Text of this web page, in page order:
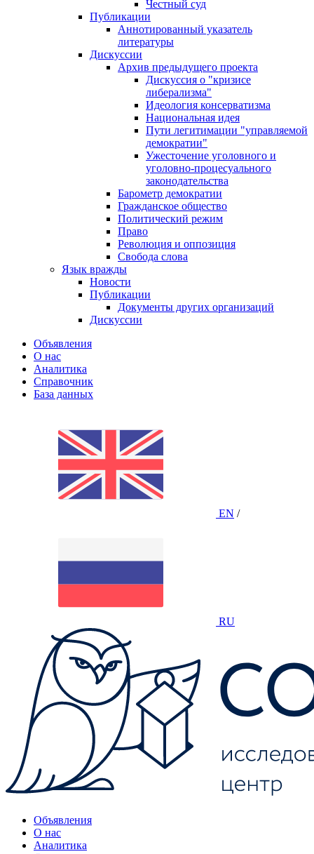
Честный суд
Публикации
Аннотированный указатель
литературы
Дискуссии
Архив предыдущего проекта
Дискуссия о "кризисе
либерализма"
Идеология консерватизма
Национальная идея
Пути легитимации "управляемой
демократии"
Ужесточение уголовного и
уголовно-процесуального
законодательства
Барометр демократии
Гражданское общество
Политический режим
Право
Революция и оппозиция
Свобода слова
Язык вражды
Новости
Публикации
Документы других организаций
Дискуссии
Объявления
О нас
Аналитика
Справочник
База данных
EN /
RU
Объявления
О нас
Аналитика